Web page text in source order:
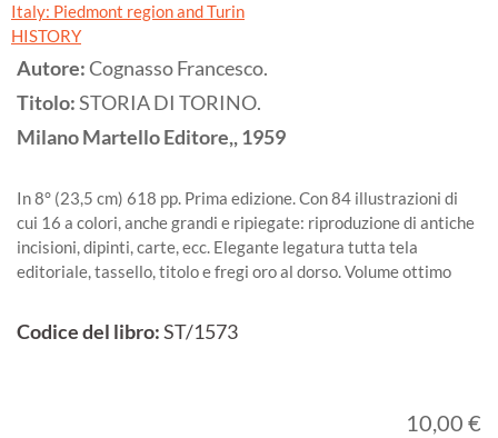
Italy: Piedmont region and Turin
HISTORY
Autore:Cognasso Francesco.
Titolo:STORIA DI TORINO.
MilanoMartello Editore,,1959
In 8° (23,5 cm) 618 pp. Prima edizione. Con 84 illustrazioni di
cui 16 a colori, anche grandi e ripiegate: riproduzione di antiche
incisioni, dipinti, carte, ecc. Elegante legatura tutta tela
editoriale, tassello, titolo e fregi oro al dorso. Volume ottimo
Codice del libro:ST/1573
10,00 €